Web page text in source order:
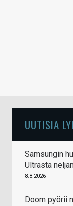
UUTISIA
Samsungin
Ultrasta
8.8.2026
Doom pyörii